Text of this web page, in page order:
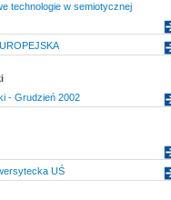
technologie w semiotycznej
- Grudzień 2002
UŚ